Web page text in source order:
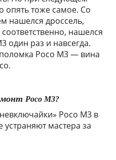
опять тоже самое. Со
нашелся дроссель,
нашелся
один раз и навсегда.
Poco M3 — вина
Poco M3?
Poco M3 в
мастера за